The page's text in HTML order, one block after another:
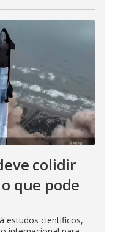
colidir
que pode
estudos científicos,